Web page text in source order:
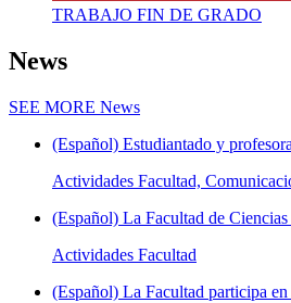
TRABAJO FIN DE GRADO
News
SEE MORE News
(Español) Estudiantado y
Actividades Facultad,
(Español) La Facultad de
Actividades Facultad
(Español) La Facultad participa